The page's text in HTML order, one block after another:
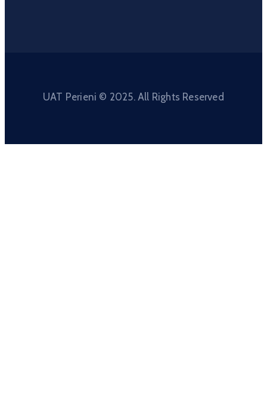
UAT Perieni © 2025. All Rights Reserved